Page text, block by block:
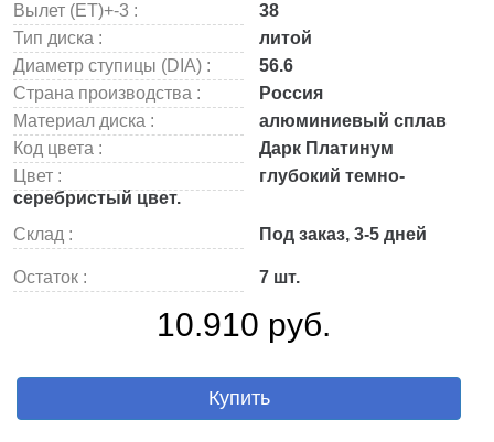
Вылет (ET)+-3 :
38
Тип диска :
литой
Диаметр ступицы (DIA) :
56.6
Страна производства :
Россия
Материал диска :
алюминиевый сплав
Код цвета :
Дарк Платинум
Цвет :
глубокий темно-
серебристый цвет.
Склад :
Под заказ, 3-5 дней
Остаток : 7 шт.
10.910 руб.
Купить